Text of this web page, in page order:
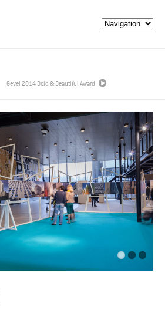
Gevel 2014 Bold & Beautiful Award